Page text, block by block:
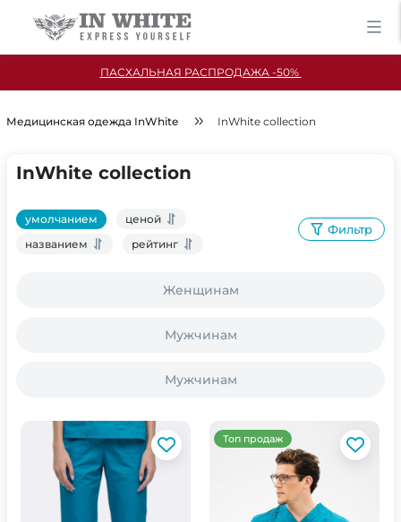
ПАСХАЛЬНАЯ РАСПРОДАЖА -50%
Медицинская одежда InWhite InWhite collection
InWhite collection
умолчанием
ценой
названием
рейтинг
Фильтр
Женщинам
Мужчинам
Мужчинам
Топ продаж